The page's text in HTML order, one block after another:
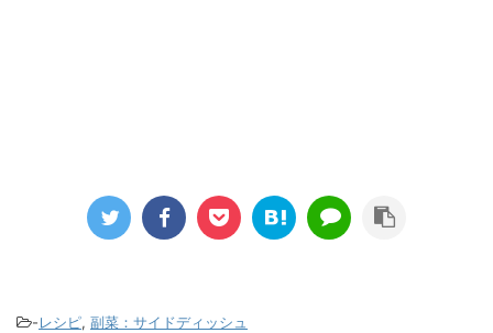
-レシピ, 副菜：サイドディッシュ